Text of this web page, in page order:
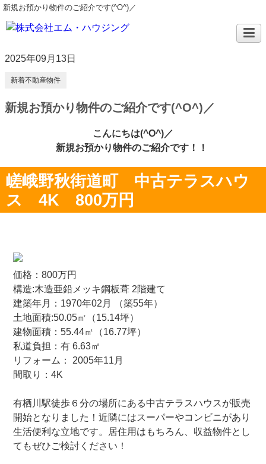
新規お預かり物件のご紹介です(^O^)／
2025年09月13日
新着不動産物件
新規お預かり物件のご紹介です(^O^)／
こんにちは(^O^)／
新規お預かり物件のご紹介です！！
嵯峨野秋街道町 中古テラスハウ
ス 4K 800万円
価格：800万円
構造:木造亜鉛メッキ鋼板葺 2階建て
建築年月：1970年02月 （築55年）
土地面積:50.05㎡（15.14坪）
建物面積：55.44㎡（16.77坪）
私道負担：有 6.63㎡
リフォーム： 2005年11月
間取り：4K
有栖川駅徒歩６分の場所にある中古テラスハウスが販売
開始となりました！近隣にはスーパーやコンビニがあり
生活便利な立地です。居住用はもちろん、収益物件とし
てもぜひご検討ください！